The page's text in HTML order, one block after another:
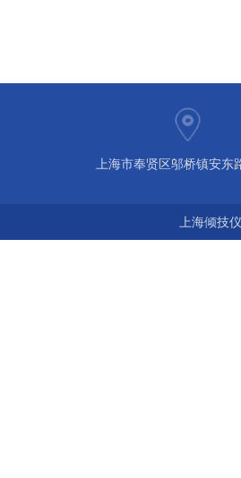
上海市奉贤区邬桥镇安东
上海倾技